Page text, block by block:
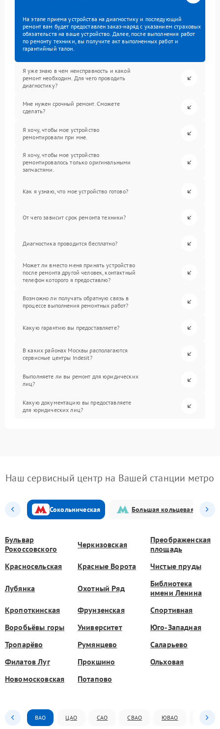
На этапе приема устройства на диагностику и последующий
ремонт вам будет предоставлен заказ-наряд с указанием страховых
обязательств на ваше устройство. Далее, после выполнения работ
по ремонту техники, вы получите акт выполненных работ и
гарантийный талон.
Я уже знаю в чем неисправность и какой
ремонт необходим. Для чего проводить
диагностику?
Мне нужен срочный ремонт. Сможете
сделать?
Я хочу, чтобы мое устройство
ремонтировали при мне.
Я хочу, чтобы мое устройство
ремонтировалось только оригинальными
запчастями.
Как я узнаю, что мое устройство готово?
От чего зависит срок ремонта техники?
Диагностика проводится бесплатно?
Может ли вместо меня принять устройство
после ремонта другой человек, контактный
телефон которого я предоставлю?
Возможно ли получать обратную связь в
процессе выполнения ремонтных работ?
Какую гарантию вы предоставляете?
В каких районах Москвы располагаются
сервисные центры Indesit?
Выполняете ли вы ремонт для юридических
лиц?
Какую документацию вы предоставляете
для юридических лиц?
Наш сервисный центр на Вашей станции метро
Сокольническая Большая кольцевая
Бульвар
Рокоссовского
Черкизовская
Преображенская
площадь
Красносельская
Красные Ворота Чистые пруды
Лубянка Охотный Ряд
Библиотека
имени Ленина
Кропоткинская
Фрунзенская
Спортивная
Воробьёвы горы
Университет
Юго-Западная
Тропарёво
Румянцево
Саларьево
Филатов Луг
Прокшино
Ольховая
Новомосковская
Потапово
ВАО ЦАО САО СВАО ЮВАО ЮАО